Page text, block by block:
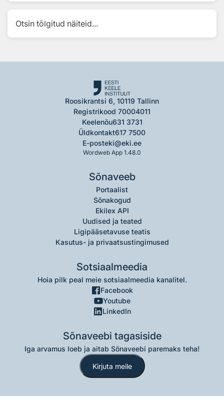
Otsin tõlgitud näiteid...
Roosikrantsi 6, 10119 Tallinn
Registrikood 70004011
Keelenõu631 3731
Üldkontakt617 7500
E-posteki@eki.ee
Wordweb App 1.48.0
Sõnaveeb
Portaalist
Sõnakogud
Ekilex API
Uudised ja teated
Ligipääsetavuse teatis
Kasutus- ja privaatsustingimused
Sotsiaalmeedia
Hoia pilk peal meie sotsiaalmeedia kanalitel.
Facebook
Youtube
LinkedIn
Sõnaveebi tagasiside
Iga arvamus loeb ja aitab Sõnaveebi paremaks teha!
Kirjuta meile